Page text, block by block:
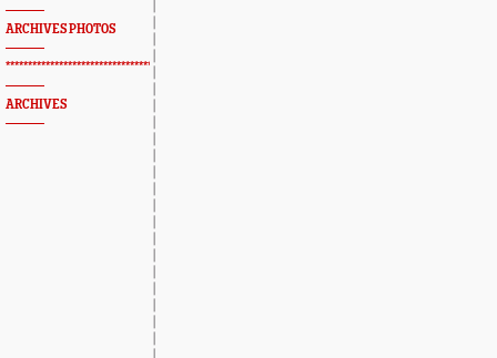
ARCHIVES PHOTOS
*************************************************
ARCHIVES